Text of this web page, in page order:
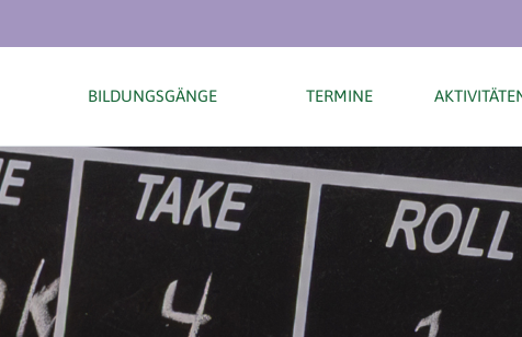
BILDUNGSGÄNGE TERMINE